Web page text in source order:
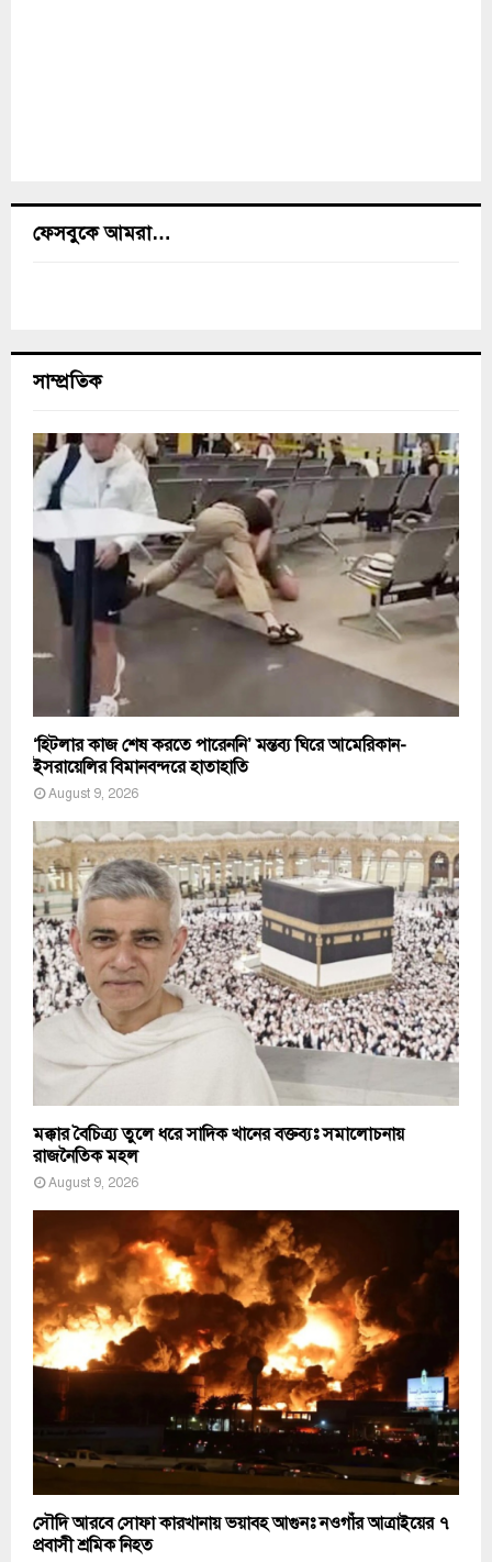
ফেসবুকে আমরা…
সাম্প্রতিক
‘হিটলার কাজ শেষ করতে পারেননি’ মন্তব্য ঘিরে আমেরিকান-
ইসরায়েলির বিমানবন্দরে হাতাহাতি
August 9, 2026
মক্কার বৈচিত্র্য তুলে ধরে সাদিক খানের বক্তব্যঃ সমালোচনায়
রাজনৈতিক মহল
August 9, 2026
সৌদি আরবে সোফা কারখানায় ভয়াবহ আগুনঃ নওগাঁর আত্রাইয়ের ৭
প্রবাসী শ্রমিক নিহত